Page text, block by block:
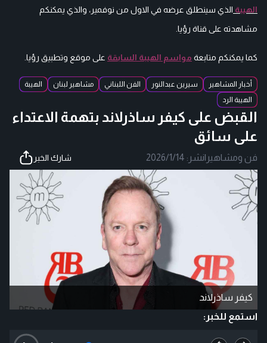
الهيبة الذي سينطلق عرضه في الاول من نوفمير، والذي يمكنكم
مشاهدته على قناة رؤيا.
كما يمكنكم متابعة مواسم الهيبة السابقة على موقع وتطبيق رؤيا.
أخبار المشاهير سيرين عبدالنور الفن اللبناني مشاهير لبنان
الهيبة
الهيبة الرد
القبض على كيفر ساذرلاند بتهمة الاعتداء
على سائق
فن ومشاهير |نشر: 2026/1/14 شارك الخبر
كيفر ساذرلاند
استمع للخبر: